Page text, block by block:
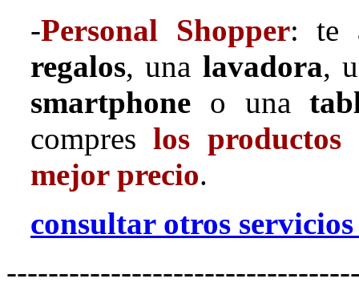
-Personal Shopper: te
regalos, una lavadora,
smartphone o una
compres los
mejor precio.
consultar otros